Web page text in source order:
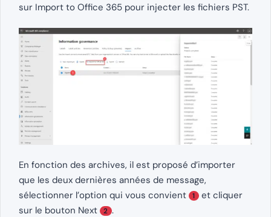
sur Import to Office 365 pour injecter les fichiers PST.
En fonction des archives, il est proposé d’importer
que les deux dernières années de message,
sélectionner l’option qui vous convient
1 et cliquer
sur le bouton Next
2 .